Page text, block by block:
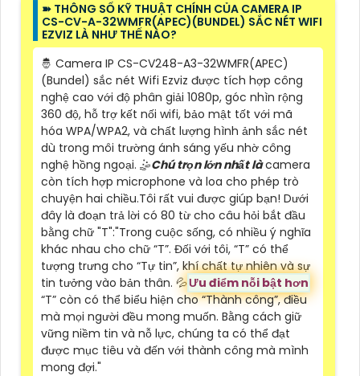
➽ THÔNG SỐ KỸ THUẬT CHÍNH CỦA CAMERA IP
CS-CV-A-32WMFR(APEC)(BUNDEL) SẮC NÉT WIFI
EZVIZ LÀ NHƯ THẾ NÀO?
🤴 Camera IP CS-CV248-A3-32WMFR(APEC)
(Bundel) sắc nét Wifi Ezviz được tích hợp công
nghệ cao với độ phân giải 1080p, góc nhìn rộng
360 độ, hỗ trợ kết nối wifi, bảo mật tốt với mã
hóa WPA/WPA2, và chất lượng hình ảnh sắc nét
dù trong môi trường ánh sáng yếu nhờ công
nghệ hồng ngoại. 🤹Chú trọn lớn nhất làcamera
còn tích hợp microphone và loa cho phép trò
chuyện hai chiều.Tôi rất vui được giúp bạn! Dưới
đây là đoạn trả lời có 80 từ cho câu hỏi bắt đầu
bằng chữ "T":"Trong cuộc sống, có nhiều ý nghĩa
khác nhau cho chữ “T”. Đối với tôi, “T” có thể
tượng trưng cho “Tự tin”, khí chất tự nhiên và sự
tin tưởng vào bản thân. 💦Ưu điểm nỗi bật hơn
“T” còn có thể biểu hiện cho “Thành công”, điều
mà mọi người đều mong muốn. Bằng cách giữ
vững niềm tin và nỗ lực, chúng ta có thể đạt
được mục tiêu và đến với thành công mà mình
mong đợi."